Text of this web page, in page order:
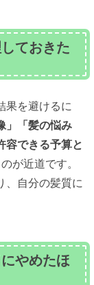
ておきた
果を避けるに
」「髪の悩み
容できる予算と
が近道です。
、自分の髪質に
やめたほ